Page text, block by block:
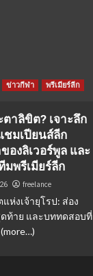
ข่าวกีฬา พรีเมียร์ลีก
าลิขิต? เจาะลึก
ชมเปียนส์ลีก
องลิเวอร์พูล และ
พรีเมียร์ลีก
freelance
ห่งเจ้ายุโรป: ส่อง
ดท้าย และบททดสอบที่